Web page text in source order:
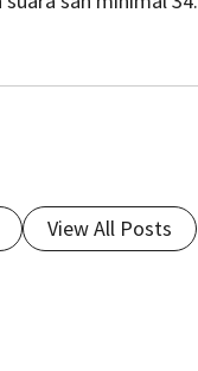
View All Posts